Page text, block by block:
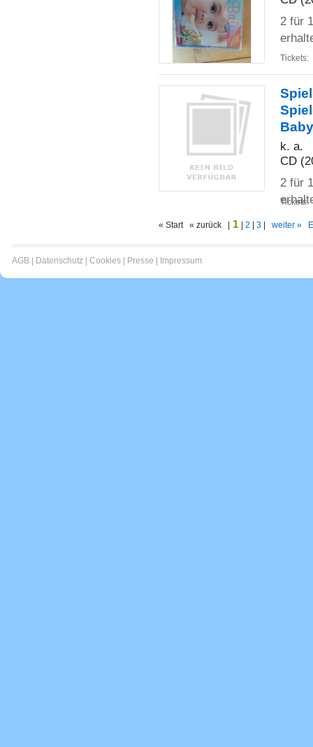
2 für
Tickets:
k. a.
CD
2 für
Tickets:
« Start « zurück | 1 2 3 weiter »
AGB Datenschutz Cookies Presse Impressum